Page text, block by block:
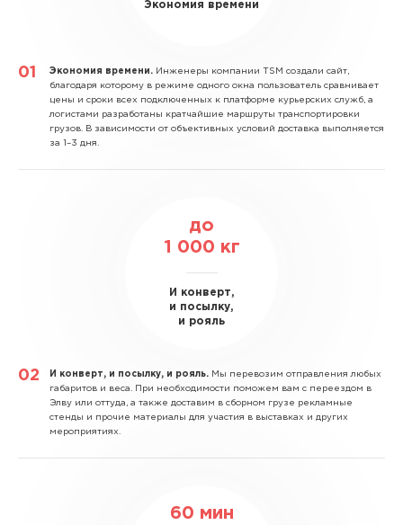
Экономия времени
Экономия времени. Инженеры компании TSM создали сайт,
благодаря которому в режиме одного окна пользователь сравнивает
цены и сроки всех подключенных к платформе курьерских служб, а
логистами разработаны кратчайшие маршруты транспортировки
грузов. В зависимости от объективных условий доставка выполняется
за 1–3 дня.
до
1 000 кг
И конверт,
и посылку,
и рояль
И конверт, и посылку, и рояль. Мы перевозим отправления любых
габаритов и веса. При необходимости поможем вам с переездом в
Элву или оттуда, а также доставим в сборном грузе рекламные
стенды и прочие материалы для участия в выставках и других
мероприятиях.
60 мин